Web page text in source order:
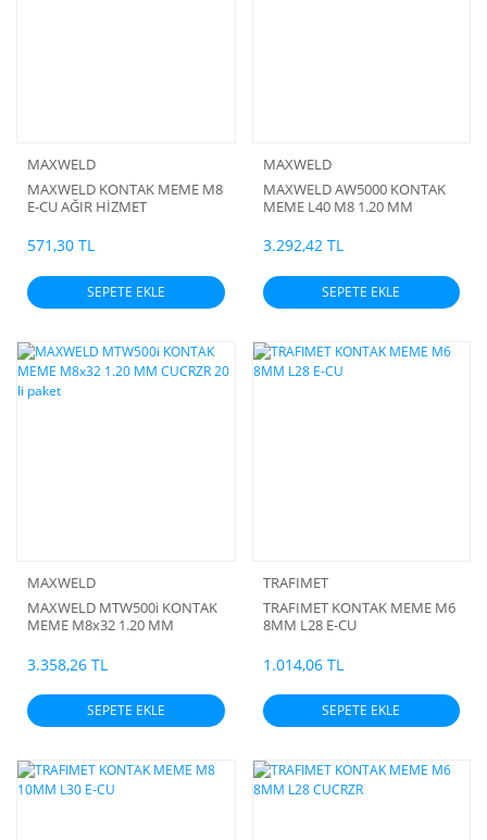
MAXWELD
MAXWELD KONTAK MEME M8
E-CU AĞIR HİZMET
571,30 TL
SEPETE EKLE
MAXWELD
MAXWELD AW5000 KONTAK
MEME L40 M8 1.20 MM
PAKET
3.292,42 TL
SEPETE EKLE
MAXWELD
MAXWELD MTW500i KONTAK
MEME M8x32 1.20 MM
3.358,26 TL
SEPETE EKLE
TRAFIMET
TRAFIMET KONTAK MEME M6
8MM L28 E-CU
1.014,06 TL
SEPETE EKLE